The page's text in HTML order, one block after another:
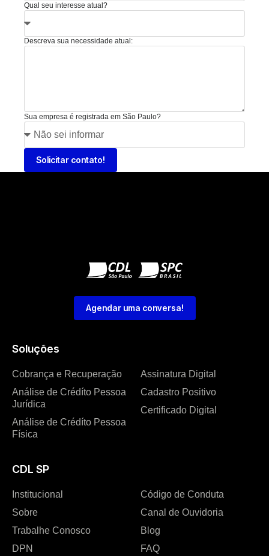
Qual seu interesse atual?
Descreva sua necessidade atual:
Sua empresa é registrada em São Paulo?
Solicitar contato!
Soluções
Cobrança e Recuperação
Análise de Crédíto Pessoa
Jurídica
Análise de Crédíto Pessoa
Física
Assinatura Digital
Cadastro Positivo
Certificado Digital
CDL SP
Institucional
Sobre
Trabalhe Conosco
DPN
Código de Conduta
Canal de Ouvidoria
Blog
FAQ
Agendar uma conversa!